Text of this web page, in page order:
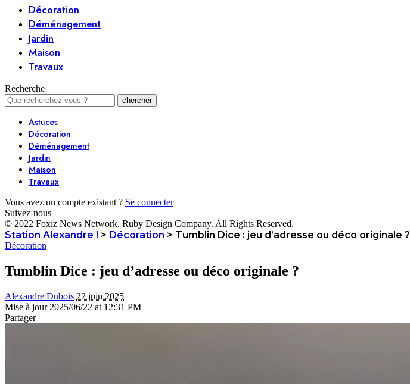
Décoration
Déménagement
Jardin
Maison
Travaux
Recherche
Astuces
Décoration
Déménagement
Jardin
Maison
Travaux
Vous avez un compte existant ? Se connecter
Suivez-nous
© 2022 Foxiz News Network. Ruby Design Company. All Rights Reserved.
Station Alexandre ! > Décoration > Tumblin Dice : jeu d’adresse ou déco originale ?
Décoration
Tumblin Dice : jeu d’adresse ou déco originale ?
Alexandre Dubois 22 juin 2025
Mise à jour 2025/06/22 at 12:31 PM
Partager